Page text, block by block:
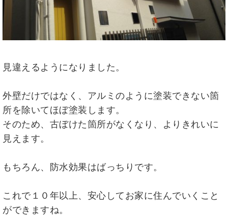
見違えるようになりました。
外壁だけではなく、アルミのように塗装できない箇
所を除いてほぼ塗装します。
そのため、古ぼけた箇所がなくなり、よりきれいに
見えます。
もちろん、防水効果はばっちりです。
これで１０年以上、安心してお家に住んでいくこと
ができますね。